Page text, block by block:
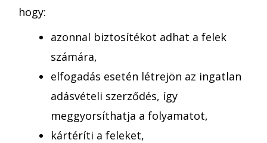
hogy:
azonnal biztosítékot adhat a felek
számára,
elfogadás esetén létrejön az ingatlan
adásvételi szerződés, így
meggyorsíthatja a folyamatot,
kártéríti a feleket,